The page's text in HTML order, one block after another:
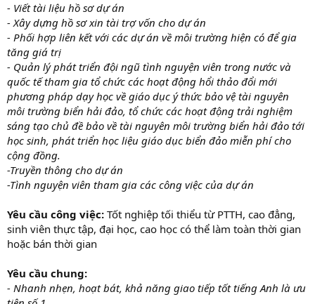
- Viết tài liệu hồ sơ dự án
- Xây dựng hồ sơ xin tài trợ vốn cho dự án
- Phối hợp liên kết với các dự án về môi trường hiện có để gia
tăng giá trị
- Quản lý phát triển đội ngũ tình nguyện viên trong nước và
quốc tế tham gia tổ chức các hoạt động hổi thảo đổi mới
phương pháp dạy học về giáo dục ý thức bảo vệ tài nguyên
môi trường biển hải đảo, tổ chức các hoạt động trải nghiệm
sáng tạo chủ đề bảo về tài nguyên môi trường biển hải đảo tới
học sinh, phát triển học liệu giáo dục biển đảo miễn phí cho
cộng đồng.
-Truyền thông cho dự án
-Tình nguyện viên tham gia các công việc của dự án
Yêu cầu công việc: Tốt nghiệp tối thiểu từ PTTH, cao đẳng,
sinh viên thực tập, đại học, cao học có thể làm toàn thời gian
hoặc bán thời gian
Yêu cầu chung:
- Nhanh nhẹn, hoạt bát, khả năng giao tiếp tốt tiếng Anh là ưu